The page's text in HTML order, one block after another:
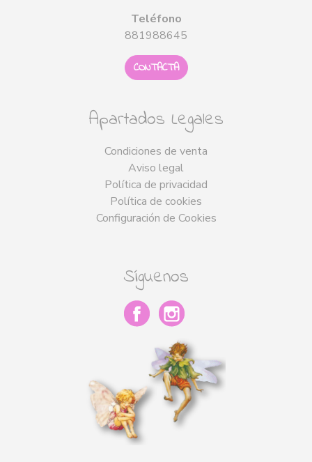
Teléfono
881988645
CONTACTA
Apartados Legales
Condiciones de venta
Aviso legal
Política de privacidad
Política de cookies
Configuración de Cookies
Síguenos